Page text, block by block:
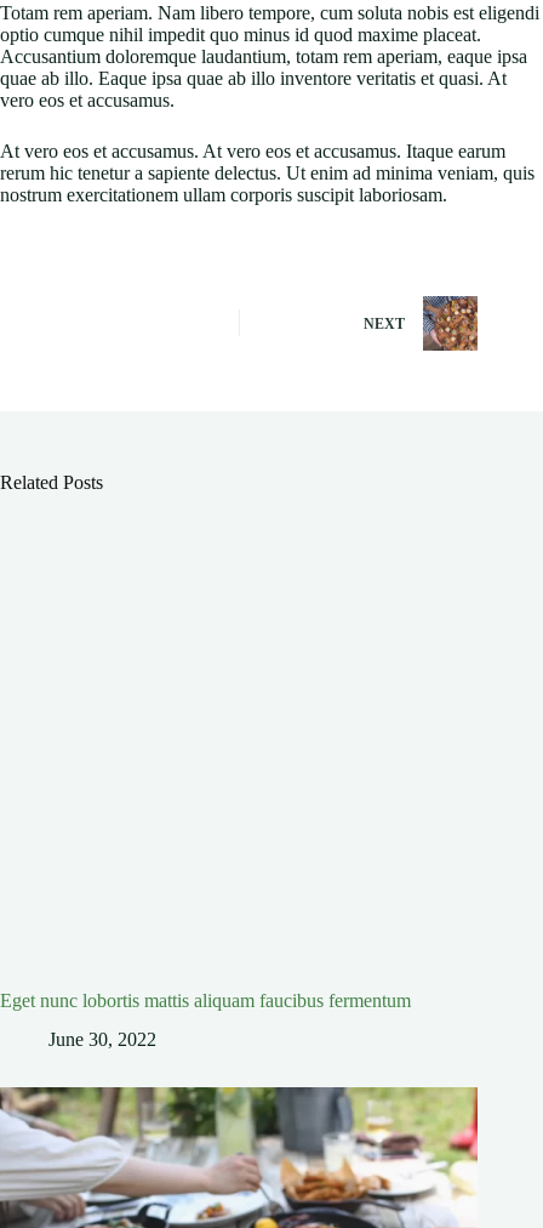
Totam rem aperiam. Nam libero tempore, cum soluta nobis est eligendi
optio cumque nihil impedit quo minus id quod maxime placeat.
Accusantium doloremque laudantium, totam rem aperiam, eaque ipsa
quae ab illo. Eaque ipsa quae ab illo inventore veritatis et quasi. At
vero eos et accusamus.
At vero eos et accusamus. At vero eos et accusamus. Itaque earum
rerum hic tenetur a sapiente delectus. Ut enim ad minima veniam, quis
nostrum exercitationem ullam corporis suscipit laboriosam.
NEXT
Related Posts
Eget nunc lobortis mattis aliquam faucibus fermentum
June 30, 2022